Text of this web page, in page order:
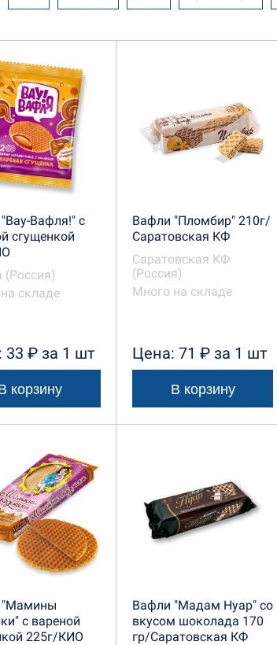
и шоколад в ассортименте
Слобода Хочу-хочу
Вафля!" с
сгущенкой
складе
33 ₽ за 1 шт
корзину
Вафли "Пломбир" 210г/
Саратовская КФ
Саратовская КФ
(Россия)
Много на складе
Цена: 71 ₽ за 1 шт
В корзину
"Мамины
с вареной
225г/КИО
Вафли "Мадам Нуар" со
вкусом шоколада 170
гр/Саратовская КФ